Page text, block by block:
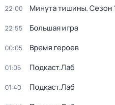
22:00 Минута тишины. Сезон
22:55 Большая игра
00:05 Время героев
01:05 Подкаст.Лаб
01:40 Подкаст.Лаб